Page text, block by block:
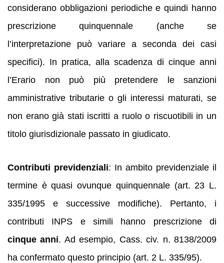
considerano obbligazioni periodiche e quindi hanno
prescrizione quinquennale (anche se
l’interpretazione può variare a seconda dei casi
specifici). In pratica, alla scadenza di cinque anni
l’Erario non può più pretendere le sanzioni
amministrative tributarie o gli interessi maturati, se
non erano già stati iscritti a ruolo o riscuotibili in un
titolo giurisdizionale passato in giudicato.
Contributi previdenziali: In ambito previdenziale il
termine è quasi ovunque quinquennale (art. 23 L.
335/1995 e successive modifiche). Pertanto, i
contributi INPS e simili hanno prescrizione di
cinque anni. Ad esempio, Cass. civ. n. 8138/2009
ha confermato questo principio (art. 2 L. 335/95).